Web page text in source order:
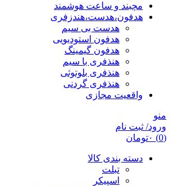
مچبند و ساعت هوشمند
هدفون،هدست،هندزفری
هدست بی سیم
هدفون استودیویی
هدفون گیمینگ
هنذفری با سیم
هنذفری بلوتوثی
هنذفری گردنی
واقعیت مجازی
منو
ورود/ ثبت نام
(0)
۰تومان
دسته بندی کالا
تبلت
اسپیکر